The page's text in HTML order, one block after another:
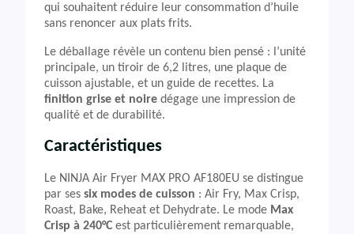
qui souhaitent réduire leur consommation d’huile
sans renoncer aux plats frits.
Le déballage révèle un contenu bien pensé : l’unité
principale, un tiroir de 6,2 litres, une plaque de
cuisson ajustable, et un guide de recettes. La
finition grise et noire dégage une impression de
qualité et de durabilité.
Caractéristiques
Le NINJA Air Fryer MAX PRO AF180EU se distingue
par ses six modes de cuisson : Air Fry, Max Crisp,
Roast, Bake, Reheat et Dehydrate. Le mode Max
Crisp à 240°C est particulièrement remarquable,